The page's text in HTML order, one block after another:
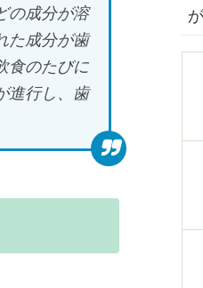
の成分が溶
た成分が歯
食のたびに
進行し、歯